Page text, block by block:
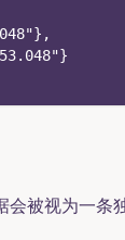
会被视为一条